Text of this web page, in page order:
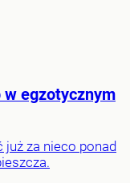
w egzotycznym
za nieco ponad